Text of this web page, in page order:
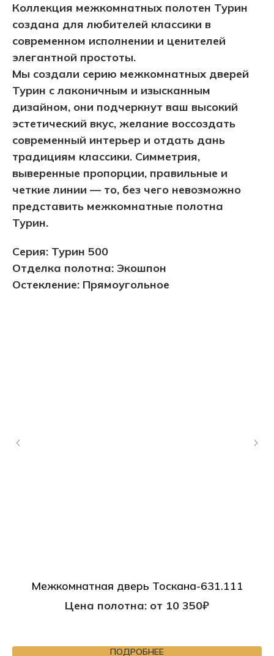
Коллекция межкомнатных полотен Турин
создана для любителей классики в
современном исполнении и ценителей
элегантной простоты.
Мы создали серию межкомнатных дверей
Турин с лаконичным и изысканным
дизайном, они подчеркнут ваш высокий
эстетический вкус, желание воссоздать
современный интерьер и отдать дань
традициям классики. Симметрия,
выверенные пропорции, правильные и
четкие линии — то, без чего невозможно
представить межкомнатные полотна
Турин.
Серия: Турин 500
Отделка полотна: Экошпон
Остекление: Прямоугольное
Межкомнатная дверь Тоскана-631.111
Цена полотна: от 10 350₽
ПОДРОБНЕЕ